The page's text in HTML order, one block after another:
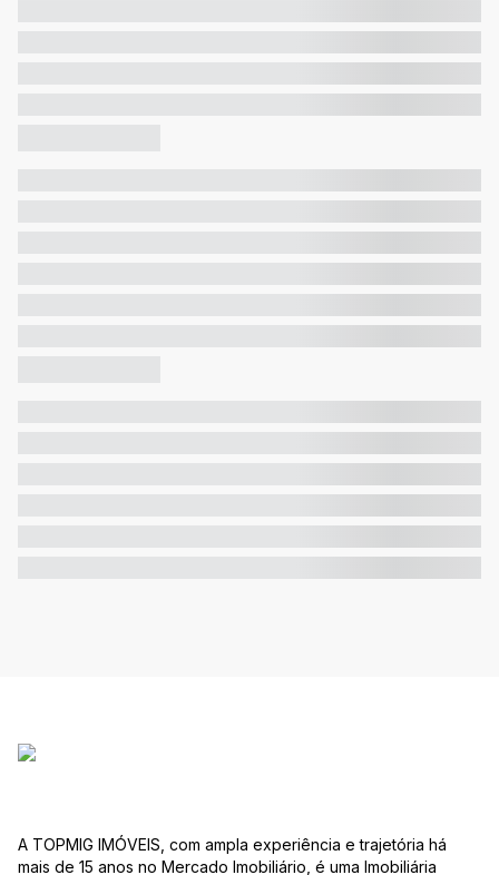
A TOPMIG IMÓVEIS, com ampla experiência e trajetória há
mais de 15 anos no Mercado Imobiliário, é uma Imobiliária